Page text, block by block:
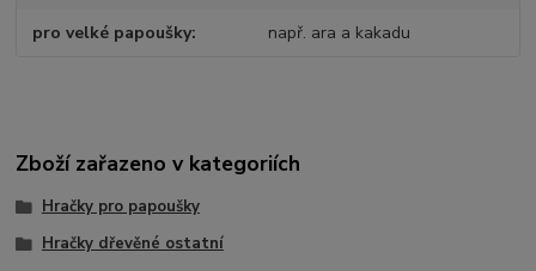
pro velké papoušky např. ara a kakadu
Zboží zařazeno v kategoriích
Hračky pro papoušky
Hračky dřevěné ostatní